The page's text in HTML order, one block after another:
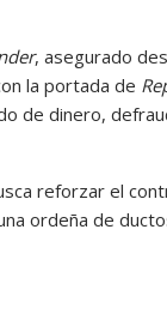
, asegurado
la portada de
de dinero,
reforzar el
ordeña de